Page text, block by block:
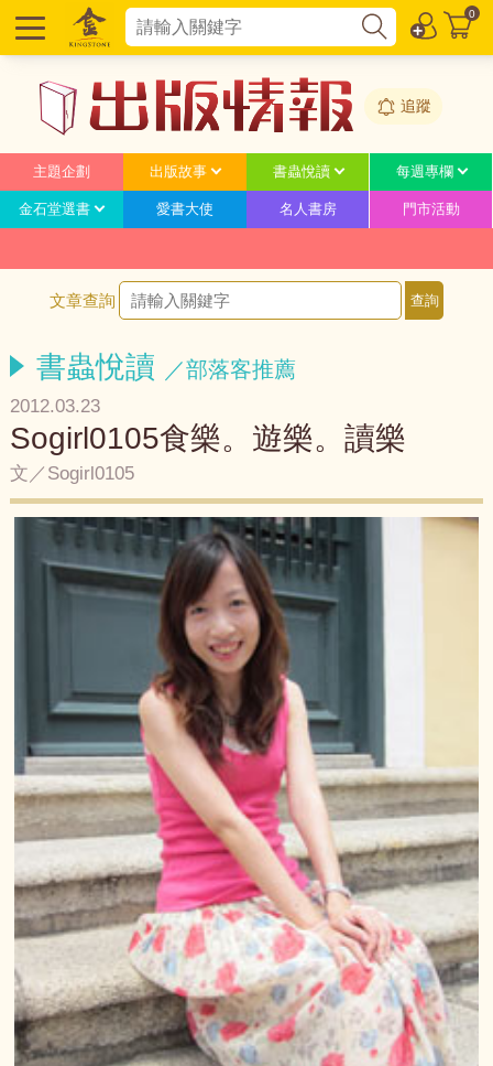
0
追蹤
主題企劃 出版故事 書蟲悅讀 每週專欄
金石堂選書 愛書大使 名人書房 門市活動
文章查詢
書蟲悅讀 ／部落客推薦
2012.03.23
Sogirl0105食樂。遊樂。讀樂
文／Sogirl0105